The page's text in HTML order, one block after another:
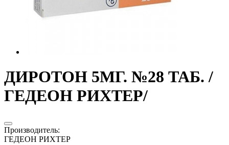
ДИРОТОН 5МГ. №28 ТАБ. /
ГЕДЕОН РИХТЕР/
Производитель:
ГЕДЕОН РИХТЕР